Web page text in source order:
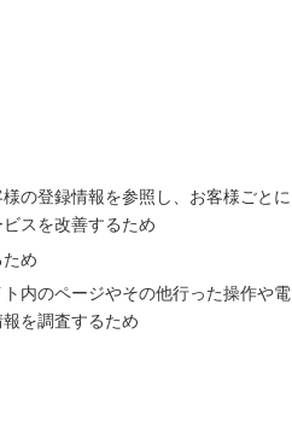
の登録情報を参照し、お客様ごとに
スを改善するため
め
内のページやその他行った操作や電
を調査するため